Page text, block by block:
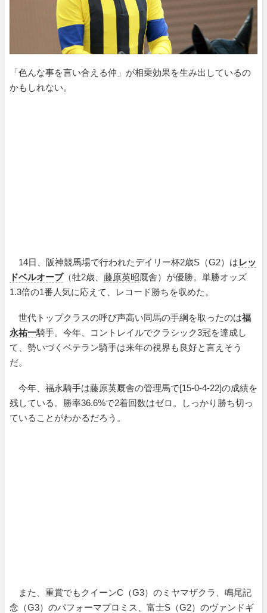
「色んな事を言い合える仲」が相乗効果を生み出しているの
かもしれない。
14日、阪神競馬場で行われたデイリー杯2歳S（G2）はレッ
ドベルオーブ（牡2歳、 藤原英昭厩舎）が優勝。単勝オッズ
1.3倍の1番人気に応えて、レコード勝ちを収めた。
世代トップクラスの呼び声高い同馬の手綱を取ったのは福
永祐一騎手。今年、コントレイルでクラシック3冠を達成し
て、勢いづくベテラン騎手は来年の視界も良好と言えそう
だ。
今年、福永騎手は藤原英厩舎の管理馬で[15-0-4-22]の成績を
残している。勝率36.6%で2着回数はゼロ。しっかり勝ち切っ
ていることがわかるだろう。
また、重賞でもクイーンC（G3）のミヤマザクラ、鳴尾記
念（G3）のパフォーマプロミス、富士S（G2）のヴァンドギ